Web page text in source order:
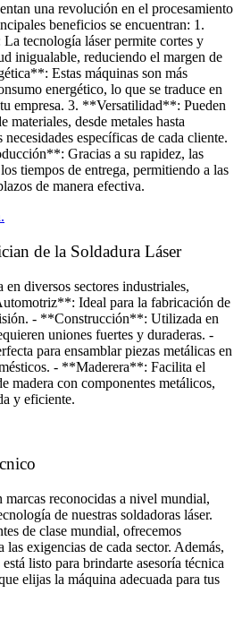
una revolución en el procesamiento
beneficios se encuentran: 1.
tecnología láser permite cortes y
inigualable, reduciendo el margen de
Estas máquinas son más
energético, lo que se traduce en
empresa. 3. **Versatilidad**: Pueden
materiales, desde metales hasta
necesidades específicas de cada cliente.
Gracias a su rapidez, las
tiempos de entrega, permitiendo a las
de manera efectiva.
de la Soldadura Láser​
en diversos sectores industriales,
Ideal para la fabricación de
- **Construcción**: Utilizada en
uniones fuertes y duraderas. -
para ensamblar piezas metálicas en
- **Maderera**: Facilita el
madera con componentes metálicos,
y eficiente.
reconocidas a nivel mundial,
de nuestras soldadoras láser.
de clase mundial, ofrecemos
las exigencias de cada sector. Además,
listo para brindarte asesoría técnica
elijas la máquina adecuada para tus